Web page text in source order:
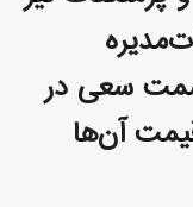
سعی در
آن‌ها